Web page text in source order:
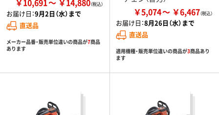
￥10,691 ￥14,880
お届け日：9月2日（水）まで
直送品
メーカー品番・販売単位違いの商品が7商品
あります
￥5,074 ￥6,467
お届け日：8月26日（水）まで
直送品
適用機種・販売単位違いの商品が3商品あり
ます